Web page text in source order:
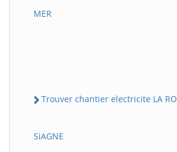
MER
Trouver chantier electricite LA
SiAGNE